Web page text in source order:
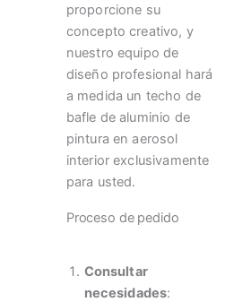
proporcione su
concepto creativo, y
nuestro equipo de
diseño profesional hará
a medida un techo de
bafle de aluminio de
pintura en aerosol
interior exclusivamente
para usted.
Proceso de pedido
Consultar
necesidades: